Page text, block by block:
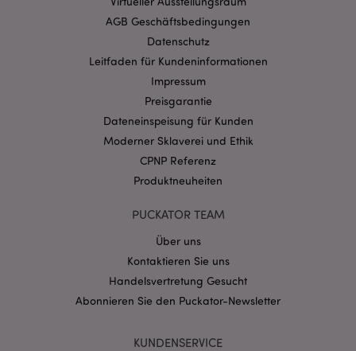
AGB Geschäftsbedingungen
Datenschutz
Leitfaden für Kundeninformationen
Impressum
Preisgarantie
Dateneinspeisung für Kunden
Moderner Sklaverei und Ethik
CPNP Referenz
Produktneuheiten
PUCKATOR TEAM
Über uns
Kontaktieren Sie uns
Handelsvertretung Gesucht
Abonnieren Sie den Puckator-Newsletter
KUNDENSERVICE
mage-messages
Adobe Inc.
www.puckator.de